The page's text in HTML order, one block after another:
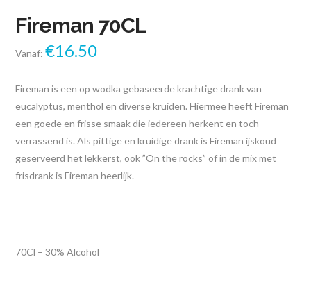
Fireman 70CL
Vanaf:€16.50
Fireman is een op wodka gebaseerde krachtige drank van
eucalyptus, menthol en diverse kruiden. Hiermee heeft Fireman
een goede en frisse smaak die iedereen herkent en toch
verrassend is. Als pittige en kruidige drank is Fireman ijskoud
geserveerd het lekkerst, ook ”On the rocks” of in de mix met
frisdrank is Fireman heerlijk.
70Cl – 30% Alcohol